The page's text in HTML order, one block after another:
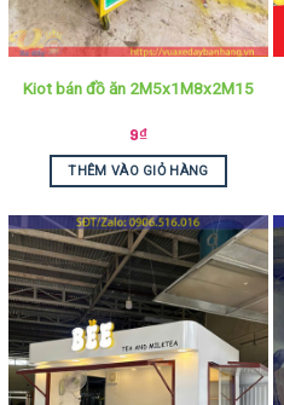
Kiot bán đồ ăn 2M5x1M8x2M15
9₫
THÊM VÀO GIỎ HÀNG